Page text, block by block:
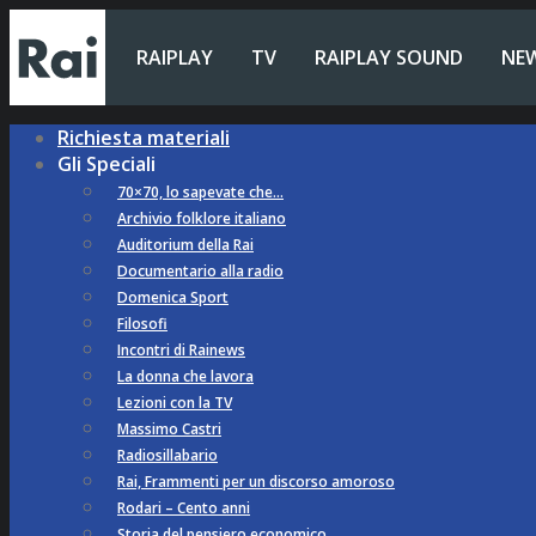
RAIPLAY TV RAIPLAY SOUND
Richiesta materiali
Gli Speciali
70×70, lo sapevate che…
Archivio folklore italiano
Auditorium della Rai
Documentario alla radio
Domenica Sport
Filosofi
Incontri di Rainews
La donna che lavora
Lezioni con la TV
Massimo Castri
Radiosillabario
Rai, Frammenti per un discorso amoroso
Rodari – Cento anni